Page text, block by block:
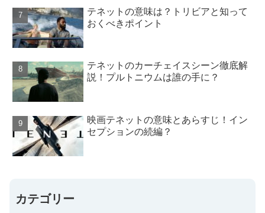
テネットの意味は？トリビアと知って
おくべきポイント
テネットのカーチェイスシーン徹底解
説！プルトニウムは誰の手に？
映画テネットの意味とあらすじ！イン
セプションの続編？
カテゴリー